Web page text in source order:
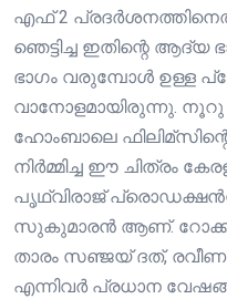
എഫ് 2
ഞെട്ടിച്ച ഇതിന്റെ
ഭാഗം വരുമ്പോൾ ഉള്ള
വാനോളമായിരുന്നു. നൂറു
ഹോംബാലെ
നിർമ്മിച്ച ഈ ചിത്രം
പൃഥ്വിരാജ്
സുകുമാരൻ ആണ്.
താരം സഞ്ജയ് ദത്, രവീണ
എന്നിവർ പ്രധാന